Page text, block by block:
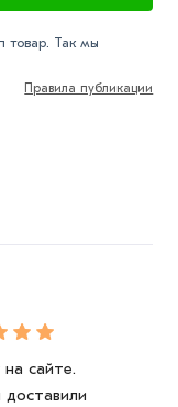
сайте.
товар. Так мы
Правила публикации